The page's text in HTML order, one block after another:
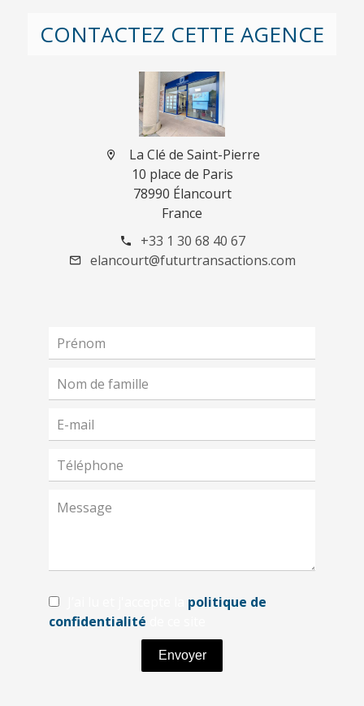
CONTACTEZ CETTE AGENCE
La Clé de Saint-Pierre
10 place de Paris
78990 Élancourt
France
+33 1 30 68 40 67
elancourt@futurtransactions.com
politique de
confidentialité
Envoyer